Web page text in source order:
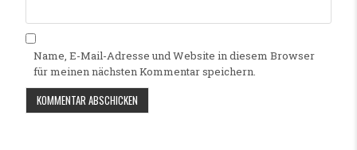
Name, E-Mail-Adresse und Website in diesem Browser
für meinen nächsten Kommentar speichern.